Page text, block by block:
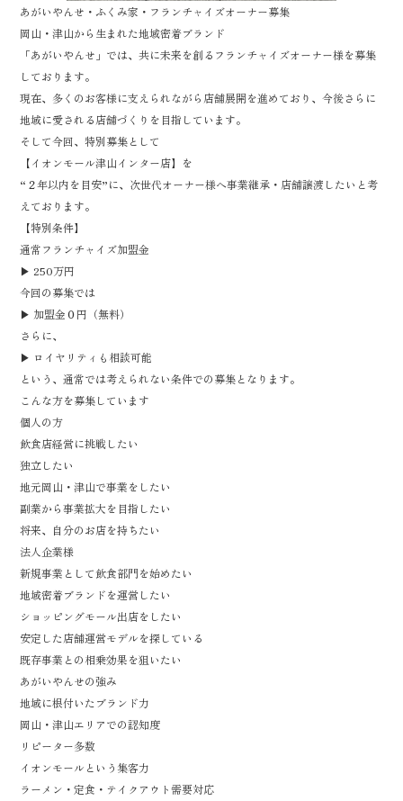
あがいやんせ・ふくみ家・フランチャイズオーナー募集
岡山・津山から生まれた地域密着ブランド
「あがいやんせ」では、共に未来を創るフランチャイズオーナー様を募集
しております。
現在、多くのお客様に支えられながら店舗展開を進めており、今後さらに
地域に愛される店舗づくりを目指しています。
そして今回、特別募集として
【イオンモール津山インター店】を
“２年以内を目安”に、次世代オーナー様へ事業継承・店舗譲渡したいと考
えております。
【特別条件】
通常フランチャイズ加盟金
▶︎ 250万円
今回の募集では
▶︎ 加盟金０円（無料）
さらに、
▶︎ ロイヤリティも相談可能
という、通常では考えられない条件での募集となります。
こんな方を募集しています
個人の方
飲食店経営に挑戦したい
独立したい
地元岡山・津山で事業をしたい
副業から事業拡大を目指したい
将来、自分のお店を持ちたい
法人企業様
新規事業として飲食部門を始めたい
地域密着ブランドを運営したい
ショッピングモール出店をしたい
安定した店舗運営モデルを探している
既存事業との相乗効果を狙いたい
あがいやんせの強み
地域に根付いたブランド力
岡山・津山エリアでの認知度
リピーター多数
イオンモールという集客力
ラーメン・定食・テイクアウト需要対応